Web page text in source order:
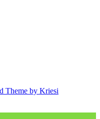
Theme by Kriesi